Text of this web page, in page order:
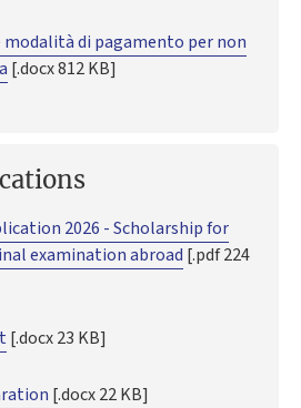
modalità di pagamento per non
[.docx 812 KB]
2026 - Scholarship for
examination abroad [.pdf 224
[.docx 23 KB]
[.docx 22 KB]